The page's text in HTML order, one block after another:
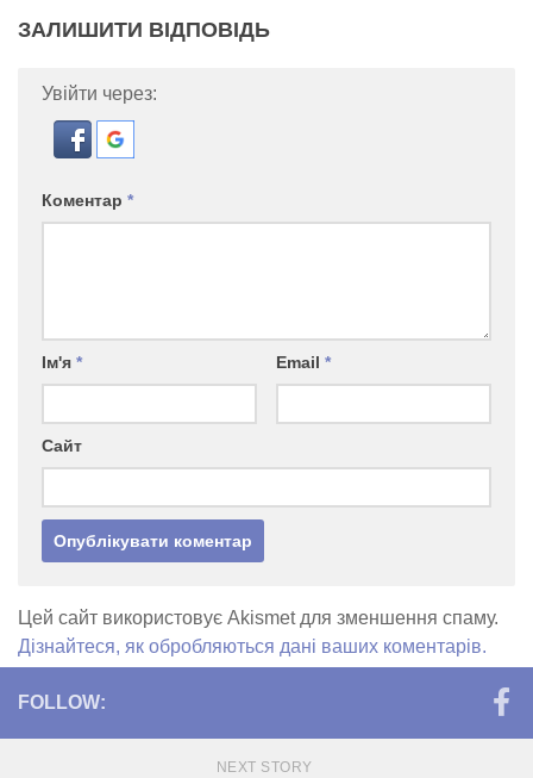
ЗАЛИШИТИ ВІДПОВІДЬ
Увійти через:
Коментар *
Ім'я * Email *
Сайт
Цей сайт використовує Akismet для зменшення спаму.
Дізнайтеся, як обробляються дані ваших коментарів.
FOLLOW:
NEXT STORY